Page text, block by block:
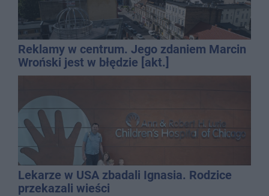
Reklamy w centrum. Jego zdaniem Marcin
Wroński jest w błędzie [akt.]
Lekarze w USA zbadali Ignasia. Rodzice
przekazali wieści